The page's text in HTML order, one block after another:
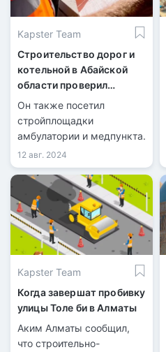
Kapster Team
Строительство дорог и
котельной в Абайской
области проверил
замглавы региона
Он также посетил
стройплощадки
амбулатории и медпункта.
12 авг. 2024
Kapster Team
Когда завершат пробивку
улицы Толе би в Алматы
Аким Алматы сообщил,
что строительно-